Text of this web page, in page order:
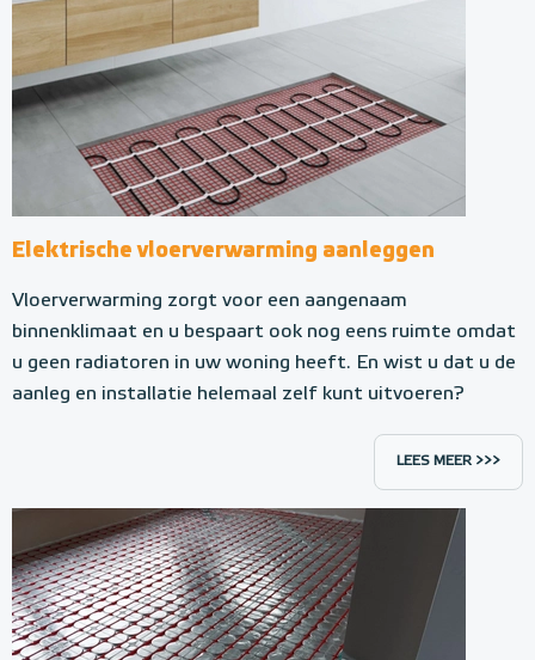
Elektrische vloerverwarming aanleggen
Vloerverwarming zorgt voor een aangenaam
binnenklimaat en u bespaart ook nog eens ruimte omdat
u geen radiatoren in uw woning heeft. En wist u dat u de
aanleg en installatie helemaal zelf kunt uitvoeren?
LEES MEER >>>